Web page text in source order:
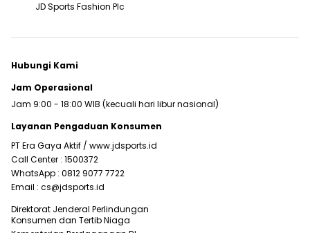
JD Sports Fashion Plc
Hubungi Kami
Jam Operasional
Jam 9:00 - 18:00 WIB (kecuali hari libur nasional)
Layanan Pengaduan Konsumen
PT Era Gaya Aktif / www.jdsports.id
Call Center : 1500372
WhatsApp : 0812 9077 7722
Email : cs@jdsports.id
Direktorat Jenderal Perlindungan
Konsumen dan Tertib Niaga